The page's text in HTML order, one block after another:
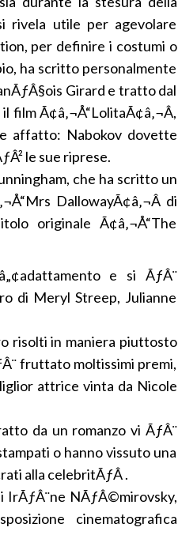
rivela utile per agevolare
per definire i costumi o
ha scritto personalmente
Girard e tratto dal
Ã¢â‚¬Å“LolitaÃ¢â‚¬Â,
affatto: Nabokov dovette
le sue riprese.
che ha scritto un
DallowayÃ¢â‚¬Â di
originale Ã¢â‚¬Å“The
e si ÃƒÂ¨
di Meryl Streep, Julianne
risolti in maniera piuttosto
fruttato moltissimi premi,
attrice vinta da Nicole
da un romanzo vi ÃƒÂ¨
o hanno vissuto una
alla celebritÃƒÂ .
IrÃƒÂ¨ne NÃƒÂ©mirovsky,
cinematografica